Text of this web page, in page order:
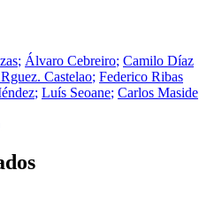
Álvaro Cebreiro Camilo Díaz
Castelao Federico Ribas
Luís Seoane Carlos Maside